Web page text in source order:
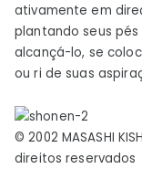
ativamente em
plantando seus
alcançá-lo, se
ou ri de suas
© 2002 MASASHI
direitos reservados